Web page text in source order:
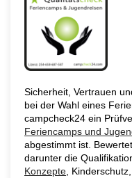
Sicherheit, Vertrauen
bei der Wahl eines
campcheck24 ein
Feriencamps und
abgestimmt ist.
darunter die
Konzepte ,